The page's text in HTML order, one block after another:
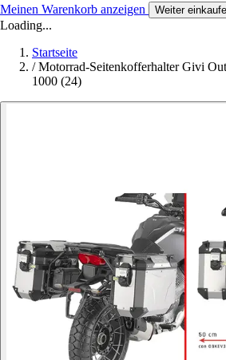
Meinen Warenkorb anzeigen Weiter
Loading...
Startseite
/ Motorrad-Seitenkofferhalter Givi
1000 (24)